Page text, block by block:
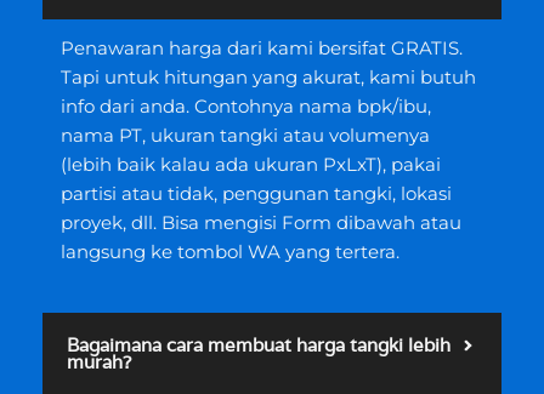
Penawaran harga dari kami bersifat GRATIS.
Tapi untuk hitungan yang akurat, kami butuh
info dari anda. Contohnya nama bpk/ibu,
nama PT, ukuran tangki atau volumenya
(lebih baik kalau ada ukuran PxLxT), pakai
partisi atau tidak, penggunan tangki, lokasi
proyek, dll. Bisa mengisi Form dibawah atau
langsung ke tombol WA yang tertera.
Bagaimana cara membuat harga tangki lebih
murah?